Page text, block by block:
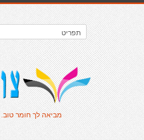
מביאה לך חומר טוב.